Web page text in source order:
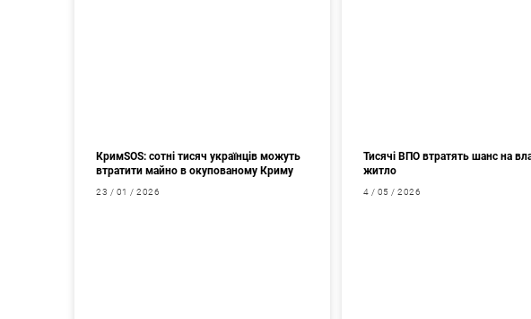
КримSOS: сотні тисяч українців можуть
втратити майно в окупованому Криму
23 / 01 / 2026
Тисячі ВПО втратять шанс на
житло
4 / 05 / 2026